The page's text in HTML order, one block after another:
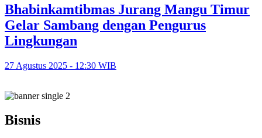
Bhabinkamtibmas Jurang Mangu Timur
Gelar Sambang dengan Pengurus
Lingkungan
27 Agustus 2025 - 12:30 WIB
Bisnis